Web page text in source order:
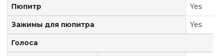
Пюпитр Yes
Зажимы для пюпитра Yes
Голоса